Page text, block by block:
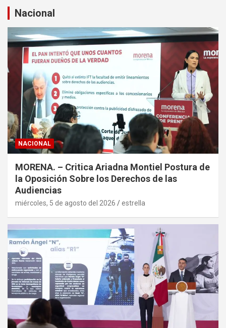
a
Nacional
NACIONAL
MORENA. – Critica Ariadna Montiel Postura de
la Oposición Sobre los Derechos de las
Audiencias
miércoles, 5 de agosto del 2026 estrella